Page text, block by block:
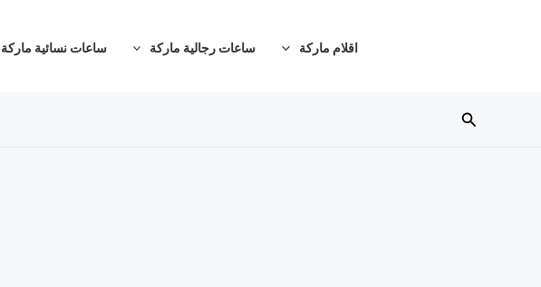
اقلام ماركة ساعات رجالية ماركة ساعات نسائية ماركة
البحث